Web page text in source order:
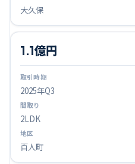
大久保
2025年Q3
1.1億円
2LDK
百人町